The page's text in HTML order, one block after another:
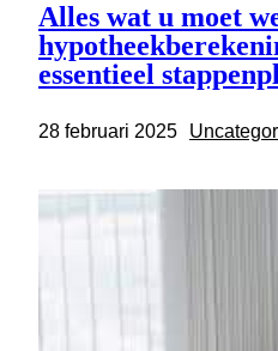
Alles wat u moet
essentieel
28 februari 2025